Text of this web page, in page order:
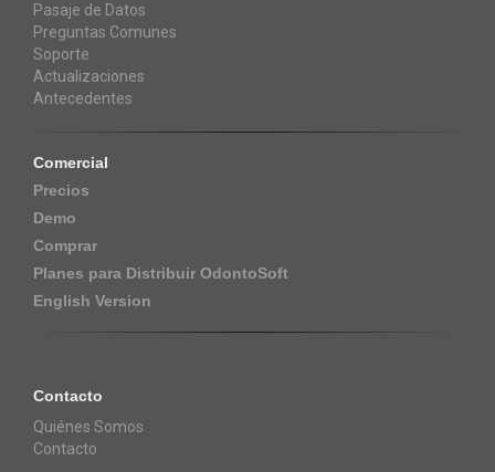
Pasaje de Datos
Preguntas Comunes
Soporte
Actualizaciones
Antecedentes
Comercial
Precios
Demo
Comprar
Planes para Distribuir OdontoSoft
English Version
Contacto
Quiénes Somos
Contacto